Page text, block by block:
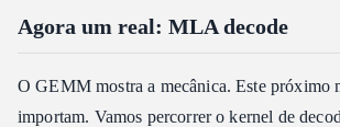
Agora um real: MLA decode
O GEMM mostra a mecânica. Este próximo
importam. Vamos percorrer o kernel de